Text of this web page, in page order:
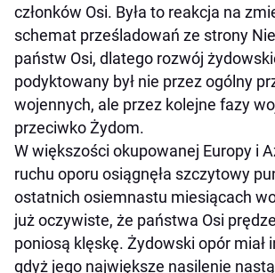
członków Osi. Była to reakcja na
schemat prześladowań ze strony
państw Osi, dlatego rozwój
podyktowany był nie przez ogólny
wojennych, ale przez kolejne fazy
przeciwko Żydom.
W większości okupowanej Europy i
ruchu oporu osiągnęła szczytowy
ostatnich osiemnastu miesiącach
już oczywiste, że państwa Osi
poniosą klęskę. Żydowski opór miał
gdyż jego największe nasilenie